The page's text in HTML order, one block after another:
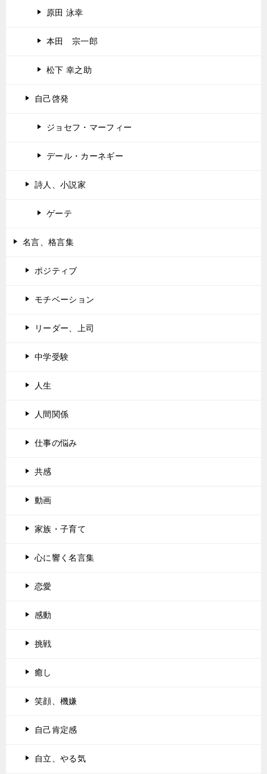
原田 泳幸
本田 宗一郎
松下 幸之助
自己啓発
ジョセフ・マーフィー
デール・カーネギー
詩人、小説家
ゲーテ
名言、格言集
ポジティブ
モチベーション
リーダー、上司
中学受験
人生
人間関係
仕事の悩み
共感
動画
家族・子育て
心に響く名言集
恋愛
感動
挑戦
癒し
笑顔、機嫌
自己肯定感
自立、やる気